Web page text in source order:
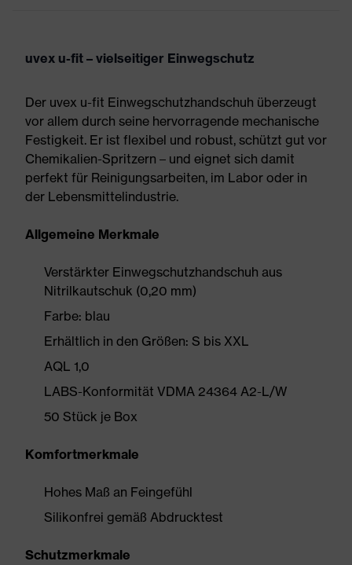
uvex u-fit – vielseitiger Einwegschutz
Der uvex u-fit Einwegschutzhandschuh überzeugt
vor allem durch seine hervorragende mechanische
Festigkeit. Er ist flexibel und robust, schützt gut vor
Chemikalien-Spritzern – und eignet sich damit
perfekt für Reinigungsarbeiten, im Labor oder in
der Lebensmittelindustrie.
Allgemeine Merkmale
Verstärkter Einwegschutzhandschuh aus
Nitrilkautschuk (0,20 mm)
Farbe: blau
Erhältlich in den Größen: S bis XXL
AQL 1,0
LABS-Konformität VDMA 24364 A2-L/W
50 Stück je Box
Komfortmerkmale
Hohes Maß an Feingefühl
Silikonfrei gemäß Abdrucktest
Schutzmerkmale